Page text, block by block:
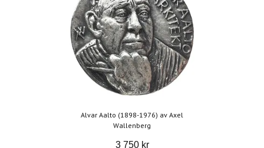
​Alvar Aalto (1898-1976) av Axel
Wallenberg
3 750 kr